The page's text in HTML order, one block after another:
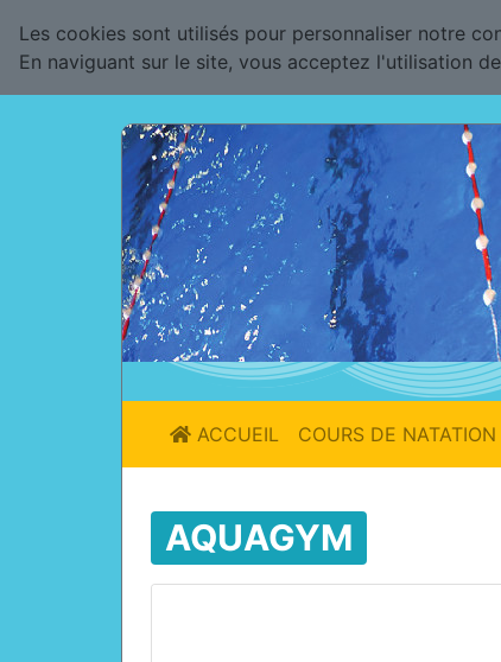
Les cookies sont utilisés pour personnaliser notre
En naviguant sur le site, vous acceptez l'utilisation
ACCUEIL COURS DE NATATION
AQUAGYM